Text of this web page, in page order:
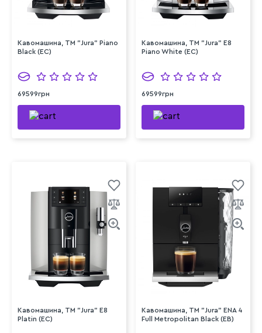
Кавомашина, TM "Jura" Piano
Black (EC)
69599грн
Кавомашина, TM "Jura" E8
Piano White (EC)
69599грн
Кавомашина, TM "Jura" E8
Platin (EC)
Кавомашина, TM "Jura" ENA 4
Full Metropolitan Black (EB)